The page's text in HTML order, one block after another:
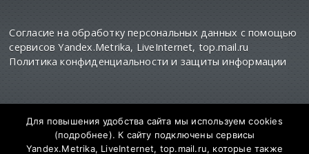
Согласие на обработку персональных данных с помощью
сервисов Yandex.Metrika, LiveInternet, top.mail.ru
Политика конфиденциальности и защиты информации
Для повышения удобства сайта мы используем cookies
(подробнее). К сайту подключены сервисы
Yandex.Metrika, LiveInternet, top.mail.ru, которые также